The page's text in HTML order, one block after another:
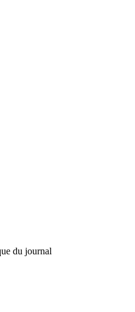
du journal